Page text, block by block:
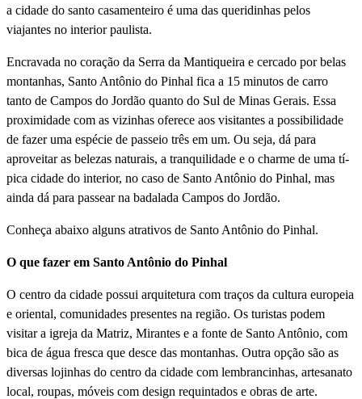
a cidade do santo casamenteiro é uma das queridinhas pelos
viajantes no interior paulista.
Encravada no coração da Serra da Mantiqueira e cercado por belas
montanhas, Santo Antônio do Pinhal fica a 15 minutos de carro
tanto de Campos do Jordão quanto do Sul de Minas Gerais. Essa
proximidade com as vizinhas oferece aos visitantes a possibilidade
de fazer uma espécie de passeio três em um. Ou seja, dá para
aproveitar as belezas naturais, a tranquilidade e o charme de uma tí­
pica cidade do interior, no caso de Santo Antônio do Pinhal, mas
ainda dá para passear na badalada Campos do Jordão.
Conheça abaixo alguns atrativos de Santo Antônio do Pinhal.
O que fazer em Santo Antônio do Pinhal
O centro da cidade possui arquitetura com traços da cultura europeia
e oriental, comunidades presentes na região. Os turistas podem
visitar a igreja da Matriz, Mirantes e a fonte de Santo Antônio, com
bica de água fresca que desce das montanhas. Outra opção são as
diversas lojinhas do centro da cidade com lembrancinhas, artesanato
local, roupas, móveis com design requintados e obras de arte.